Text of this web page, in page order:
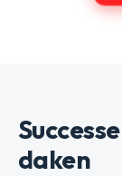
daken